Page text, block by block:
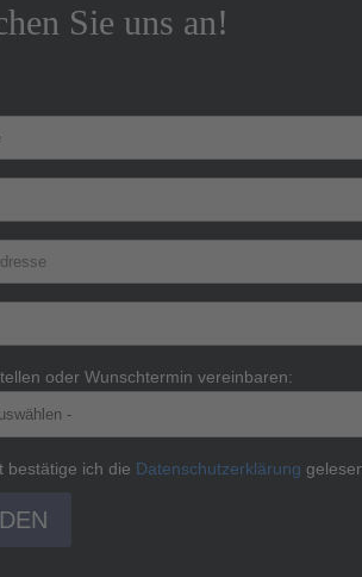
Sie uns an!
oder Wunschtermin vereinbaren:
bestätige ich die Datenschutzerklärung